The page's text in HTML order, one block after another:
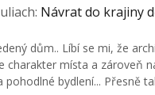
: Návrat do krajiny
dům.. Líbí se mi, že
charakter místa a zároveň
pohodlné bydlení... Přesně